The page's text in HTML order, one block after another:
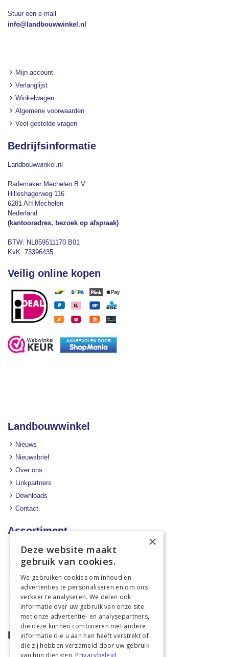
Stuur een e-mail
info@landbouwwinkel.nl
Mijn account
Verlanglijst
Winkelwagen
Algemene voorwaarden
Veel gestelde vragen
Bedrijfsinformatie
Landbouwwinkel.nl
Rademaker Mechelen B.V.
Hilleshagerweg 116
6281 AH Mechelen
Nederland
(kantooradres, bezoek op afspraak)
BTW: NL859511170 B01
KvK: 73396435
Veilig online kopen
Landbouwwinkel
Nieuws
Nieuwsbrief
Over ons
Linkpartners
Downloads
Contact
Assortiment
Aanbiedingen
Mechanisatie
Stal & Erf
Weidetechniek
Dierbenodigdheden
Actiefolders
Betalen en verzenden
Hoe bestellen?
×
Deze website maakt
gebruik van cookies.
We gebruiken cookies om inhoud en
advertenties te personaliseren en om ons
verkeer te analyseren. We delen ook
informatie over uw gebruik van onze site
met onze advertentie- en analysepartners,
die deze kunnen combineren met andere
informatie die u aan hen heeft verstrekt of
die zij hebben verzameld door uw gebruik
van hun diensten. Privacybeleid